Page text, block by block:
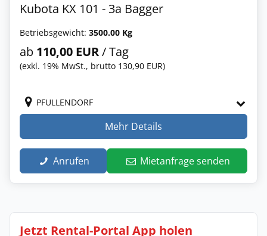
Kubota KX 101 - 3a Bagger
Betriebsgewicht: 3500.00 Kg
ab 110,00 EUR/ Tag
(exkl. 19% MwSt., brutto 130,90 EUR)
PFULLENDORF
Mehr Details
Anrufen Mietanfrage senden
Jetzt Rental-Portal App holen